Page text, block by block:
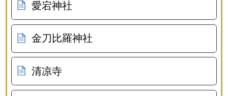
愛宕神社
金刀比羅神社
清凉寺